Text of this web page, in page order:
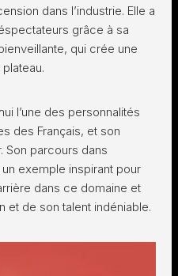
dans l’industrie. Elle a
grâce à sa
qui crée une
l’une des personnalités
des Français, et son
Son parcours dans
exemple inspirant pour
dans ce domaine et
et de son talent indéniable.